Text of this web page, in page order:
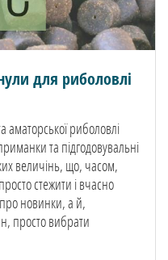
для риболовлі
аматорської риболовлі
та підгодовувальні
величінь, що, часом,
стежити і вчасно
новинки, а й,
просто вибрати